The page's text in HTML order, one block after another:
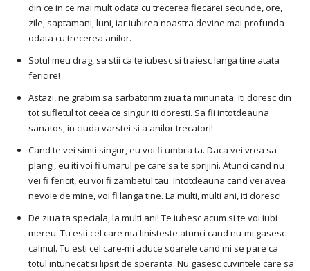
din ce in ce mai mult odata cu trecerea fiecarei secunde, ore,
zile, saptamani, luni, iar iubirea noastra devine mai profunda
odata cu trecerea anilor.
Sotul meu drag, sa stii ca te iubesc si traiesc langa tine atata
fericire!
Astazi, ne grabim sa sarbatorim ziua ta minunata. Iti doresc din
tot sufletul tot ceea ce singur iti doresti. Sa fii intotdeauna
sanatos, in ciuda varstei si a anilor trecatori!
Cand te vei simti singur, eu voi fi umbra ta. Daca vei vrea sa
plangi, eu iti voi fi umarul pe care sa te sprijini. Atunci cand nu
vei fi fericit, eu voi fi zambetul tau. Intotdeauna cand vei avea
nevoie de mine, voi fi langa tine. La multi, multi ani, iti doresc!
De ziua ta speciala, la multi ani! Te iubesc acum si te voi iubi
mereu. Tu esti cel care ma linisteste atunci cand nu-mi gasesc
calmul. Tu esti cel care-mi aduce soarele cand mi se pare ca
totul intunecat si lipsit de speranta. Nu gasesc cuvintele care sa